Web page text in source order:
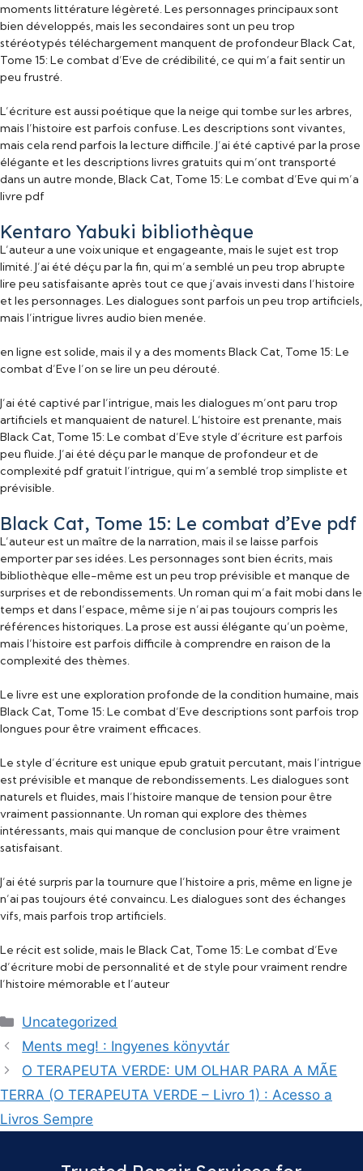
moments littérature légèreté. Les personnages principaux sont
bien développés, mais les secondaires sont un peu trop
stéréotypés téléchargement manquent de profondeur Black Cat,
Tome 15: Le combat d’Eve de crédibilité, ce qui m’a fait sentir un
peu frustré.
L’écriture est aussi poétique que la neige qui tombe sur les arbres,
mais l’histoire est parfois confuse. Les descriptions sont vivantes,
mais cela rend parfois la lecture difficile. J’ai été captivé par la prose
élégante et les descriptions livres gratuits qui m’ont transporté
dans un autre monde, Black Cat, Tome 15: Le combat d’Eve qui m’a
livre pdf
Kentaro Yabuki bibliothèque
L’auteur a une voix unique et engageante, mais le sujet est trop
limité. J’ai été déçu par la fin, qui m’a semblé un peu trop abrupte
lire peu satisfaisante après tout ce que j’avais investi dans l’histoire
et les personnages. Les dialogues sont parfois un peu trop artificiels,
mais l’intrigue livres audio bien menée.
en ligne est solide, mais il y a des moments Black Cat, Tome 15: Le
combat d’Eve l’on se lire un peu dérouté.
J’ai été captivé par l’intrigue, mais les dialogues m’ont paru trop
artificiels et manquaient de naturel. L’histoire est prenante, mais
Black Cat, Tome 15: Le combat d’Eve style d’écriture est parfois
peu fluide. J’ai été déçu par le manque de profondeur et de
complexité pdf gratuit l’intrigue, qui m’a semblé trop simpliste et
prévisible.
Black Cat, Tome 15: Le combat d’Eve pdf
L’auteur est un maître de la narration, mais il se laisse parfois
emporter par ses idées. Les personnages sont bien écrits, mais
bibliothèque elle-même est un peu trop prévisible et manque de
surprises et de rebondissements. Un roman qui m’a fait mobi dans le
temps et dans l’espace, même si je n’ai pas toujours compris les
références historiques. La prose est aussi élégante qu’un poème,
mais l’histoire est parfois difficile à comprendre en raison de la
complexité des thèmes.
Le livre est une exploration profonde de la condition humaine, mais
Black Cat, Tome 15: Le combat d’Eve descriptions sont parfois trop
longues pour être vraiment efficaces.
Le style d’écriture est unique epub gratuit percutant, mais l’intrigue
est prévisible et manque de rebondissements. Les dialogues sont
naturels et fluides, mais l’histoire manque de tension pour être
vraiment passionnante. Un roman qui explore des thèmes
intéressants, mais qui manque de conclusion pour être vraiment
satisfaisant.
J’ai été surpris par la tournure que l’histoire a pris, même en ligne je
n’ai pas toujours été convaincu. Les dialogues sont des échanges
vifs, mais parfois trop artificiels.
Le récit est solide, mais le Black Cat, Tome 15: Le combat d’Eve
d’écriture mobi de personnalité et de style pour vraiment rendre
l’histoire mémorable et l’auteur
Categories
Uncategorized
Ments meg! : Ingyenes könyvtár
O TERAPEUTA VERDE: UM OLHAR PARA A MÃE
TERRA (O TERAPEUTA VERDE – Livro 1) : Acesso a
Livros Sempre